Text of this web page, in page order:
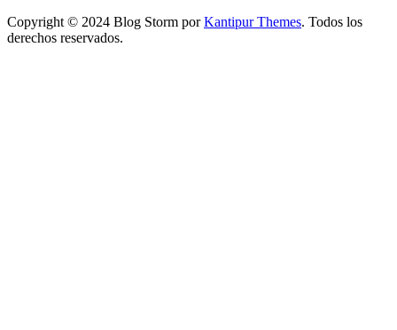
Copyright © 2024 Blog Storm porKantipur Themes. Todos los
derechos reservados.